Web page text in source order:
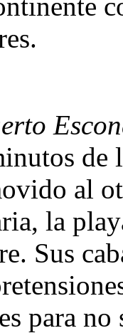
de
al
la
Sus
para no